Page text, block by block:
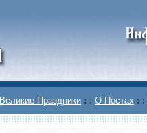
Великие Праздники : : О Постах : :